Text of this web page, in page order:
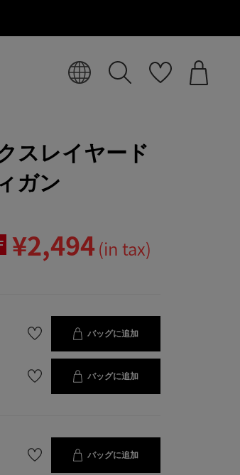
スレイヤード
ガン
¥2,494 (in tax)
バッグに追加
バッグに追加
バッグに追加